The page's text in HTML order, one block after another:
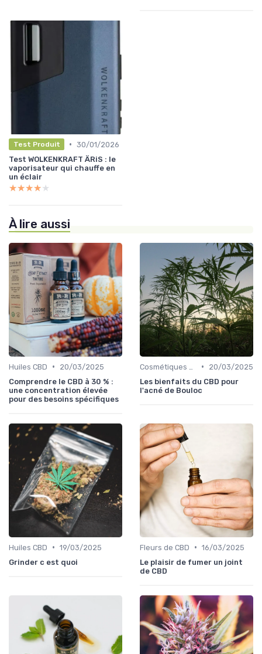
Test Produit • 30/01/2026
Test WOLKENKRAFT ÄRiS : le
vaporisateur qui chauffe en
un éclair
★★★★★
★★★★★
À lire aussi
Huiles CBD •
20/03/2025
Comprendre le CBD à 30 % :
une concentration élevée
pour des besoins spécifiques
•
20/03/2025
Les bienfaits du CBD pour
l'acné de Bouloc
Huiles CBD • 19/03/2025
Grinder c est quoi
Fleurs de CBD • 16/03/2025
Le plaisir de fumer un joint
de CBD